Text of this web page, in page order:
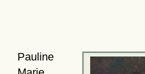
Pauline